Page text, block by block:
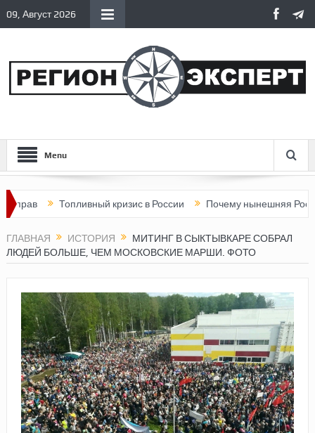
09, Август 2026
Menu
Топливный кризис в России Почему нынешняя Россия стала
ГЛАВНАЯ ИСТОРИЯ
МИТИНГ В СЫКТЫВКАРЕ СОБРАЛ
ЛЮДЕЙ БОЛЬШЕ, ЧЕМ МОСКОВСКИЕ МАРШИ. ФОТО